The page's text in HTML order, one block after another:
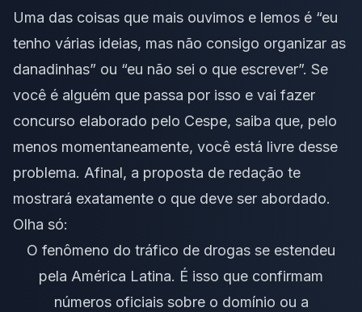
Uma das coisas que mais ouvimos e lemos é “eu
tenho várias ideias, mas não consigo organizar as
danadinhas” ou “eu não sei o que escrever”. Se
você é alguém que passa por isso e vai fazer
concurso elaborado pelo Cespe, saiba que, pelo
menos momentaneamente, você está livre desse
problema. Afinal, a proposta de redação te
mostrará exatamente o que deve ser abordado.
Olha só:
O fenômeno do tráfico de drogas se estendeu
pela América Latina. É isso que confirmam
números oficiais sobre o domínio ou a